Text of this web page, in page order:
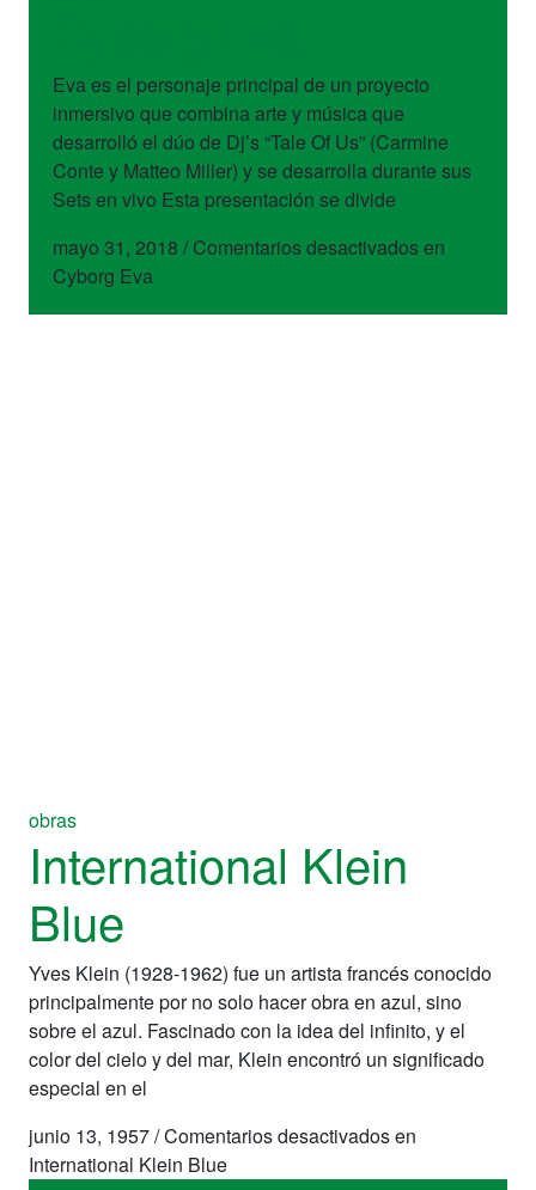
Eva es el personaje principal de un proyecto
inmersivo que combina arte y música que
desarrolló el dúo de Dj’s “Tale Of Us” (Carmine
Conte y Matteo Miller) y se desarrolla durante sus
Sets en vivo Esta presentación se divide
mayo 31, 2018 / Comentarios desactivadosen
Cyborg Eva
obras
International Klein
Blue
Yves Klein (1928-1962) fue un artista francés conocido
principalmente por no solo hacer obra en azul, sino
sobre el azul. Fascinado con la idea del infinito, y el
color del cielo y del mar, Klein encontró un significado
especial en el
junio 13, 1957/Comentarios desactivadosen
International Klein Blue